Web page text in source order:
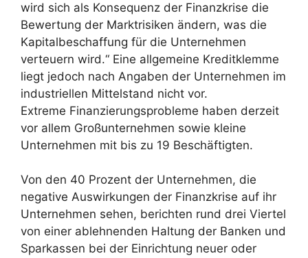
wird sich als Konsequenz der Finanzkrise die
Bewertung der Marktrisiken ändern, was die
Kapitalbeschaffung für die Unternehmen
verteuern wird.“ Eine allgemeine Kreditklemme
liegt jedoch nach Angaben der Unternehmen im
industriellen Mittelstand nicht vor.
Extreme Finanzierungsprobleme haben derzeit
vor allem Großunternehmen sowie kleine
Unternehmen mit bis zu 19 Beschäftigten.
Von den 40 Prozent der Unternehmen, die
negative Auswirkungen der Finanzkrise auf ihr
Unternehmen sehen, berichten rund drei Viertel
von einer ablehnenden Haltung der Banken und
Sparkassen bei der Einrichtung neuer oder